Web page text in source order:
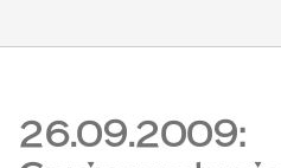
26.09.2009: